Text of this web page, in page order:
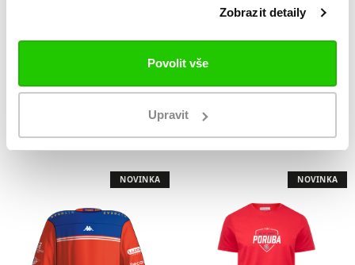
Zobrazit detaily
Povolit vše
Upravit
LOGO
399 Kč
LOGO
1 099 Kč
NOVINKA NOVINKA